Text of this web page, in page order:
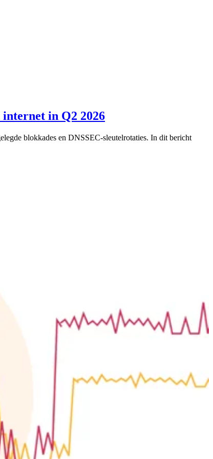
in Q2 2026
blokkades en DNSSEC-sleutelrotaties. In dit bericht